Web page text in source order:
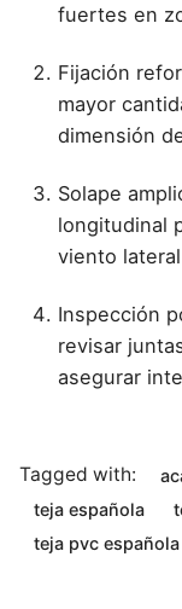
fuertes en
Fijación
mayor
dimensión
Solape
longitudinal
viento
Inspección
revisar
asegurar
Tagged with:
teja española
teja pvc española